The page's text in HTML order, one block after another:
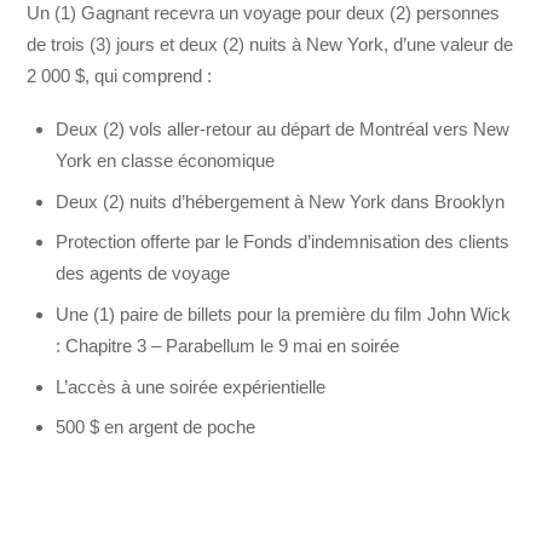
Un (1) Gagnant recevra un voyage pour deux (2) personnes
de trois (3) jours et deux (2) nuits à New York, d’une valeur de
2 000 $, qui comprend :
Deux (2) vols aller-retour au départ de Montréal vers New
York en classe économique
Deux (2) nuits d’hébergement à New York dans Brooklyn
Protection offerte par le Fonds d’indemnisation des clients
des agents de voyage
Une (1) paire de billets pour la première du film John Wick
: Chapitre 3 – Parabellum le 9 mai en soirée
L’accès à une soirée expérientielle
500 $ en argent de poche